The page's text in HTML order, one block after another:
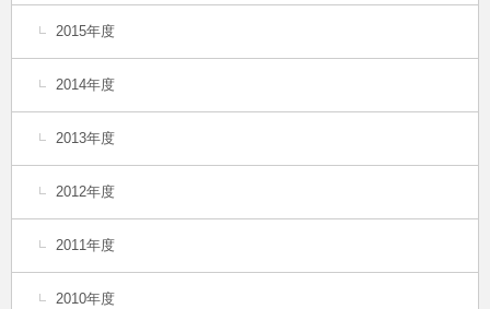
2015年度
2014年度
2013年度
2012年度
2011年度
2010年度